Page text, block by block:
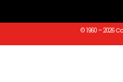
© 1960 – 2026